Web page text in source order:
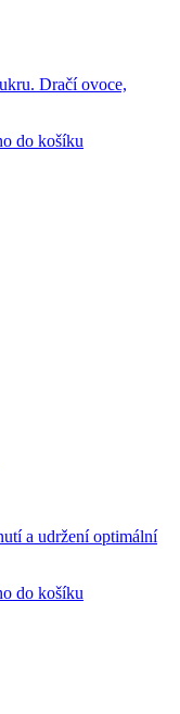
Dračí ovoce,
do košíku
a udržení optimální
do košíku